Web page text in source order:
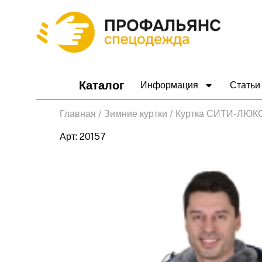
содержимому
Каталог Информация Статьи
Главная / Зимние куртки / Куртка СИТИ-
Арт: 20157